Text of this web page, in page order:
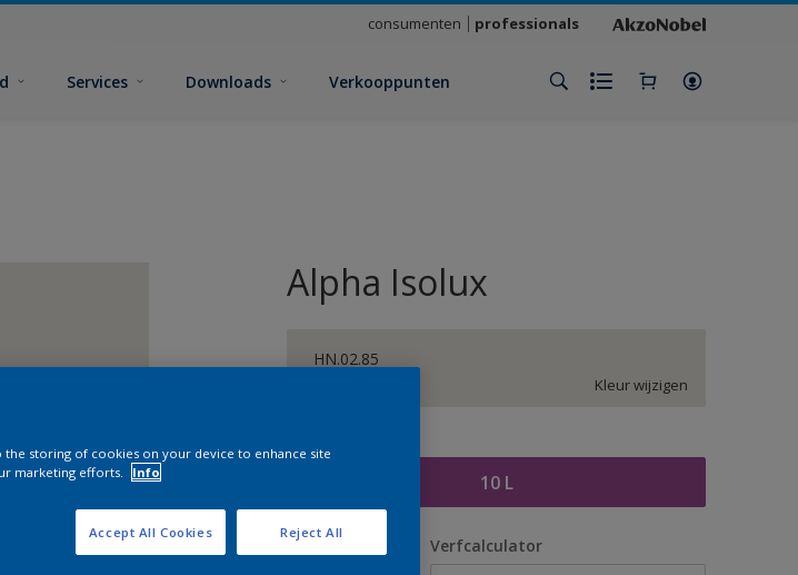
consumenten professionals
Services Downloads Verkooppunten
Alpha Isolux
HN.02.85
Kleur wijzigen
Grootte
10 L
Aantal Verfcalculator
the storing of cookies on your device to enhance site
marketing efforts.
Info
Reject All
Accept All Cookies